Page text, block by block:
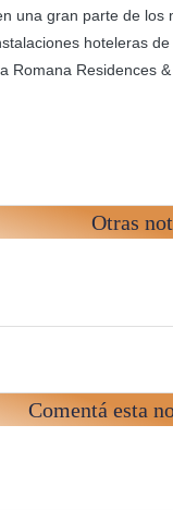
una gran parte de
hoteleras
Romana Residences
Otras
Comentá esta